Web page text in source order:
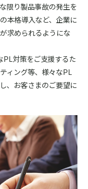
限り製品事故の発生を
本格導入など、企業に
求められるようにな
PL対策をご支援するた
ィング等、様々なPL
、お客さまのご要望に